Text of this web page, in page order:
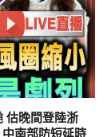
估晚間登陸浙
南部防短延時